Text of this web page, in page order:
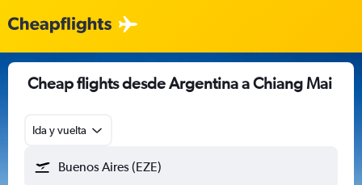
Cheap flights desde Argentina a Chiang Mai
Ida y vuelta
Buenos Aires (EZE)